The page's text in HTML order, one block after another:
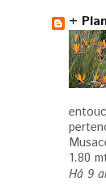
+
1.80
Há 9